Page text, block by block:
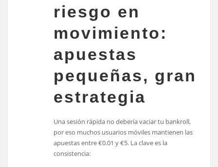
riesgo en
movimiento:
apuestas
pequeñas, gran
estrategia
Una sesión rápida no debería vaciar tu bankroll,
por eso muchos usuarios móviles mantienen las
apuestas entre €0.01 y €5. La clave es la
consistencia: